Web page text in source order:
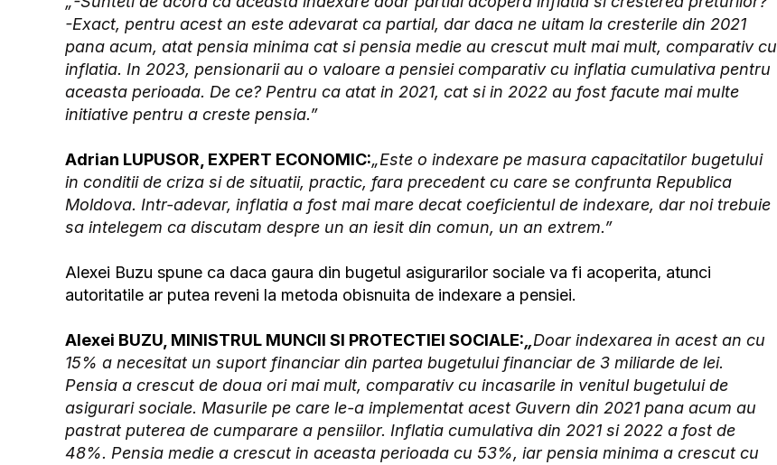
-Exact, pentru acest an este adevarat ca partial, dar daca ne uitam la cresterile din 2021
pana acum, atat pensia minima cat si pensia medie au crescut mult mai mult, comparativ cu
inflatia. In 2023, pensionarii au o valoare a pensiei comparativ cu inflatia cumulativa pentru
aceasta perioada. De ce? Pentru ca atat in 2021, cat si in 2022 au fost facute mai multe
initiative pentru a creste pensia.”
Adrian LUPUSOR, EXPERT ECONOMIC:„Este o indexare pe masura capacitatilor bugetului
in conditii de criza si de situatii, practic, fara precedent cu care se confrunta Republica
Moldova. Intr-adevar, inflatia a fost mai mare decat coeficientul de indexare, dar noi trebuie
sa intelegem ca discutam despre un an iesit din comun, un an extrem.”
Alexei Buzu spune ca daca gaura din bugetul asigurarilor sociale va fi acoperita, atunci
autoritatile ar putea reveni la metoda obisnuita de indexare a pensiei.
Alexei BUZU, MINISTRUL MUNCII SI PROTECTIEI SOCIALE: Doar indexarea in acest an cu
15% a necesitat un suport financiar din partea bugetului financiar de 3 miliarde de lei.
Pensia a crescut de doua ori mai mult, comparativ cu incasarile in venitul bugetului de
asigurari sociale. Masurile pe care le-a implementat acest Guvern din 2021 pana acum au
pastrat puterea de cumparare a pensiilor. Inflatia cumulativa din 2021 si 2022 a fost de
48%. Pensia medie a crescut in aceasta perioada cu 53%, iar pensia minima a crescut cu